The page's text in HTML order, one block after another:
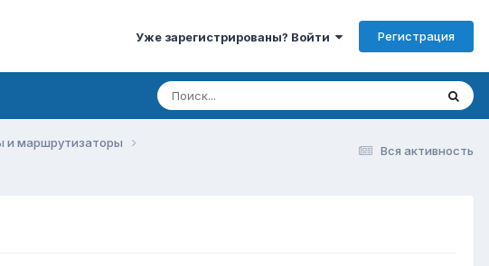
Уже зарегистрированы? Войти Регистрация
Вся активность
и маршрутизаторы